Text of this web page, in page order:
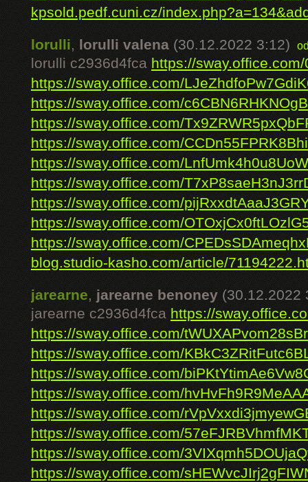
kpsold.pedf.cuni.cz/
lorulli, lorulli valena (30.12.2022 3:12)
lorulli c2936d4fca https://
https://sway.office.com/
https://sway.office.com/
https://sway.office.com/
https://sway.office.com/
https://sway.office.com/
https://sway.office.com/
https://sway.office.com/
https://sway.office.com/
https://sway.office.com/
blog.studio-kasho.com/article/
jarearne, jarearne benoney (30.12.2022
jarearne c2936d4fca https://
https://sway.office.com/
https://sway.office.com/
https://sway.office.com/
https://sway.office.com/
https://sway.office.com/
https://sway.office.com/
https://sway.office.com/
https://sway.office.com/